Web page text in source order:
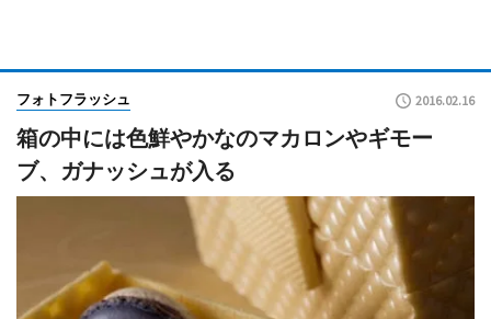
フォトフラッシュ 2016.02.16
箱の中には色鮮やかなのマカロンやギモー
ブ、ガナッシュが入る